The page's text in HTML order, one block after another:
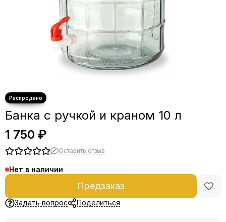
Банка с ручкой и краном 10 л
1 750 ₽
Оставить отзыв
Нет в наличии
Предзаказ
Задать вопрос Поделиться